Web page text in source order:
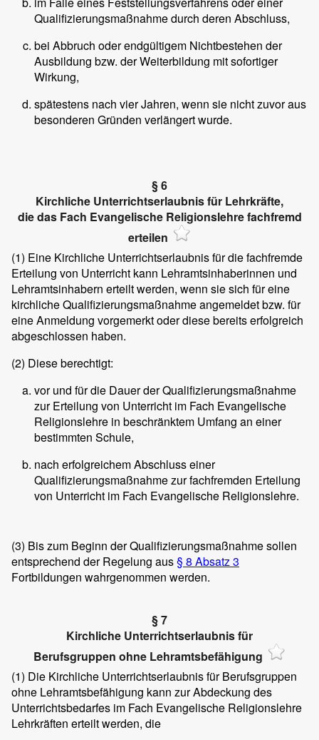
Qualifizierungsmaßnahme durch deren Abschluss,
bei Abbruch oder endgültigem Nichtbestehen der
Ausbildung bzw. der Weiterbildung mit sofortiger
Wirkung,
spätestens nach vier Jahren, wenn sie nicht zuvor aus
besonderen Gründen verlängert wurde.
§ 6
Kirchliche Unterrichtserlaubnis für Lehrkräfte,
die das Fach Evangelische Religionslehre fachfremd
erteilen
(1) Eine Kirchliche Unterrichtserlaubnis für die fachfremde
Erteilung von Unterricht kann Lehramtsinhaberinnen und
Lehramtsinhabern erteilt werden, wenn sie sich für eine
kirchliche Qualifizierungsmaßnahme angemeldet bzw. für
eine Anmeldung vorgemerkt oder diese bereits erfolgreich
abgeschlossen haben.
(2) Diese berechtigt:
vor und für die Dauer der Qualifizierungsmaßnahme
zur Erteilung von Unterricht im Fach Evangelische
Religionslehre in beschränktem Umfang an einer
bestimmten Schule,
nach erfolgreichem Abschluss einer
Qualifizierungsmaßnahme zur fachfremden Erteilung
von Unterricht im Fach Evangelische Religionslehre.
(3) Bis zum Beginn der Qualifizierungsmaßnahme sollen
entsprechend der Regelung aus§ 8 Absatz 3
Fortbildungen wahrgenommen werden.
§ 7
Kirchliche Unterrichtserlaubnis für
Berufsgruppen ohne Lehramtsbefähigung
(1) Die Kirchliche Unterrichtserlaubnis für Berufsgruppen
ohne Lehramtsbefähigung kann zur Abdeckung des
Unterrichtsbedarfes im Fach Evangelische Religionslehre
Lehrkräften erteilt werden, die